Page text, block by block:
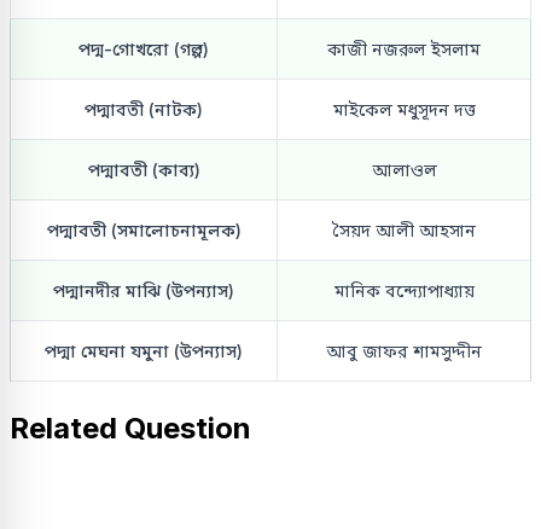
পদ্ম-গোখরো (গল্প) কাজী নজরুল ইসলাম
পদ্মাবতী (নাটক) মাইকেল মধুসূদন দত্ত
পদ্মাবতী (কাব্য) আলাওল
পদ্মাবতী (সমালোচনামূলক) সৈয়দ আলী আহসান
পদ্মানদীর মাঝি (উপন্যাস) মানিক বন্দ্যোপাধ্যায়
পদ্মা মেঘনা যমুনা (উপন্যাস) আবু জাফর শামসুদ্দীন
Related Question